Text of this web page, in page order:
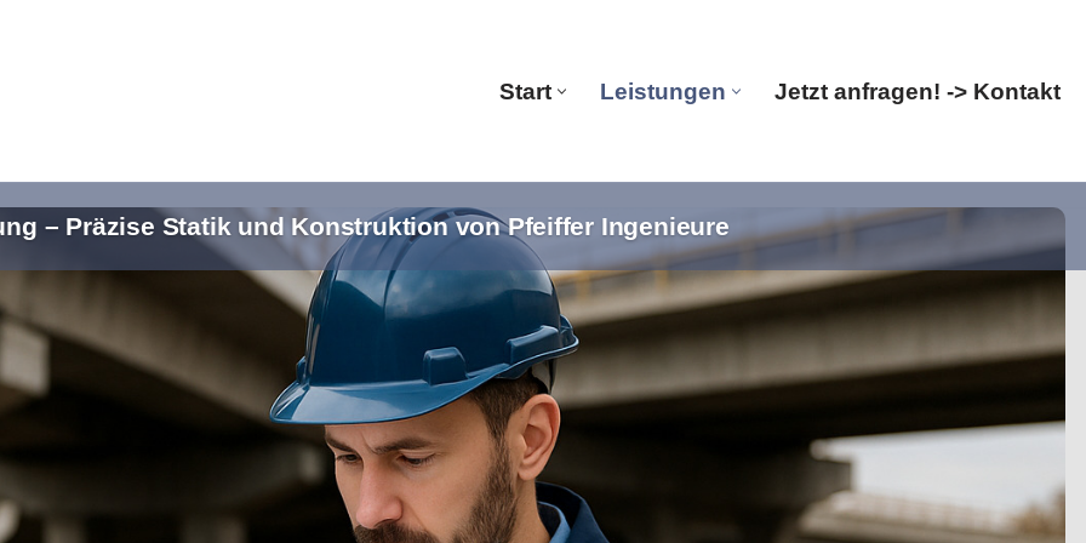
Start Leistungen Jetzt anfragen! -> Kontakt
Start Leistungen Jetzt anfragen! -> Kontakt
– Präzise Statik und Konstruktion von Pfeiffer Ingenieure